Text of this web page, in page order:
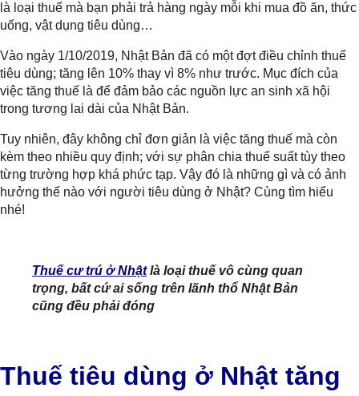
là loại thuế mà bạn phải trả hàng ngày mỗi khi mua đồ ăn, thức
uống, vật dụng tiêu dùng…
Vào ngày 1/10/2019, Nhật Bản đã có một đợt điều chỉnh thuế
tiêu dùng; tăng lên 10% thay vì 8% như trước. Mục đích của
việc tăng thuế là để đảm bảo các nguồn lực an sinh xã hội
trong tương lai dài của Nhật Bản.
Tuy nhiên, đây không chỉ đơn giản là việc tăng thuế mà còn
kèm theo nhiều quy định; với sự phân chia thuế suất tùy theo
từng trường hợp khá phức tạp. Vậy đó là những gì và có ảnh
hưởng thế nào với người tiêu dùng ở Nhật? Cùng tìm hiểu
nhé!
Thuế cư trú ở Nhậtlà loại thuế vô cùng quan
trọng, bất cứ ai sống trên lãnh thổ Nhật Bản
cũng đều phải đóng
Thuế tiêu dùng ở Nhật tăng